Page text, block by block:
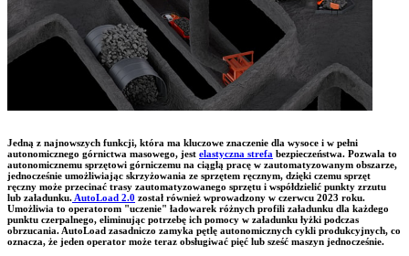
Jedną z najnowszych funkcji, która ma kluczowe znaczenie dla wysoce i w pełni
autonomicznego górnictwa masowego, jest elastyczna strefa bezpieczeństwa. Pozwala to
autonomicznemu sprzętowi górniczemu na ciągłą pracę w zautomatyzowanym obszarze,
jednocześnie umożliwiając skrzyżowania ze sprzętem ręcznym, dzięki czemu sprzęt
ręczny może przecinać trasy zautomatyzowanego sprzętu i współdzielić punkty zrzutu
lub załadunku. AutoLoad 2.0 został również wprowadzony w czerwcu 2023 roku.
Umożliwia to operatorom "uczenie" ładowarek różnych profili załadunku dla każdego
punktu czerpalnego, eliminując potrzebę ich pomocy w załadunku łyżki podczas
obrzucania. AutoLoad zasadniczo zamyka pętlę autonomicznych cykli produkcyjnych, co
oznacza, że jeden operator może teraz obsługiwać pięć lub sześć maszyn jednocześnie.